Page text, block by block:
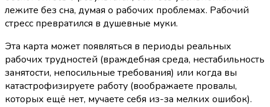
лежите без сна, думая о рабочих проблемах. Рабочий
стресс превратился в душевные муки.
Эта карта может появляться в периоды реальных
рабочих трудностей (враждебная среда, нестабильность
занятости, непосильные требования) или когда вы
катастрофизируете работу (воображаете провалы,
которых ещё нет, мучаете себя из-за мелких ошибок).